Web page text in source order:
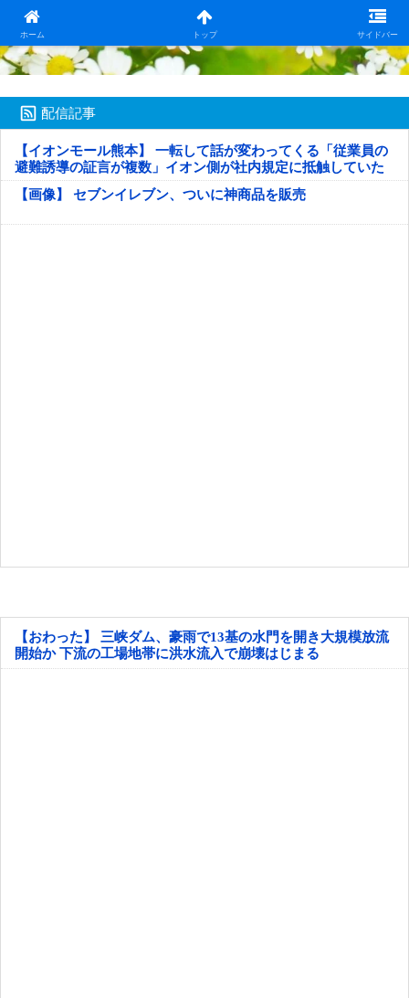
ホーム トップ サイドバー
日本第一！ニュース録
配信記事
【イオンモール熊本】 一転して話が変わってくる「従業員の
避難誘導の証言が複数」イオン側が社内規定に抵触していた
疑い
【画像】 セブンイレブン、ついに神商品を販売
【おわった】 三峡ダム、豪雨で13基の水門を開き大規模放流
開始か 下流の工場地帯に洪水流入で崩壊はじまる